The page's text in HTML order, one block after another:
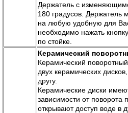
Держатель с
180 градусов. Держатель
на любую удобную для
необходимо нажать
по стойке.
Керамический
Керамический
двух керамических
другу.
Керамические диски
зависимости от
открывают доступ воде в